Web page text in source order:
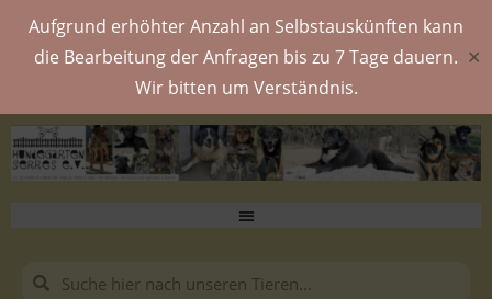
Aufgrund erhöhter Anzahl an Selbstauskünften kann
die Bearbeitung der Anfragen bis zu 7 Tage dauern.
Wir bitten um Verständnis.
✕